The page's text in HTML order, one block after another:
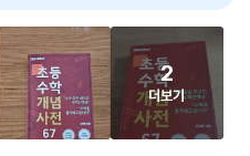
2
더보기